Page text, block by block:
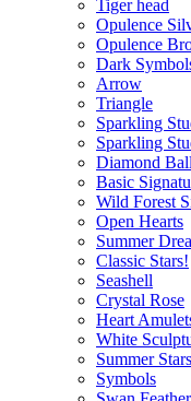
Tiger head
Opulence
Opulence
Dark
Arrow
Triangle
Sparkling
Sparkling
Diamond Ball
Basic
Wild Forest
Open Hearts
Summer
Classic Stars!
Seashell
Crystal Rose
Heart
White
Summer Stars
Symbols